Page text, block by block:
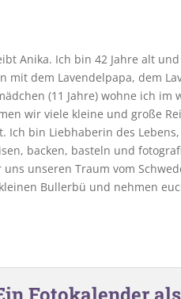
Anika. Ich bin 42 Jahre alt
mit dem Lavendelpapa, dem
(11 Jahre) wohne ich
wir viele kleine und große
Ich bin Liebhaberin des
backen, basteln und
uns unseren Traum vom
Bullerbü und nehmen